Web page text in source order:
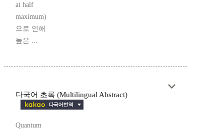
at half
maximum)
으로 인해
높은 ...
다국어 초록 (Multilingual Abstract)
Quantum